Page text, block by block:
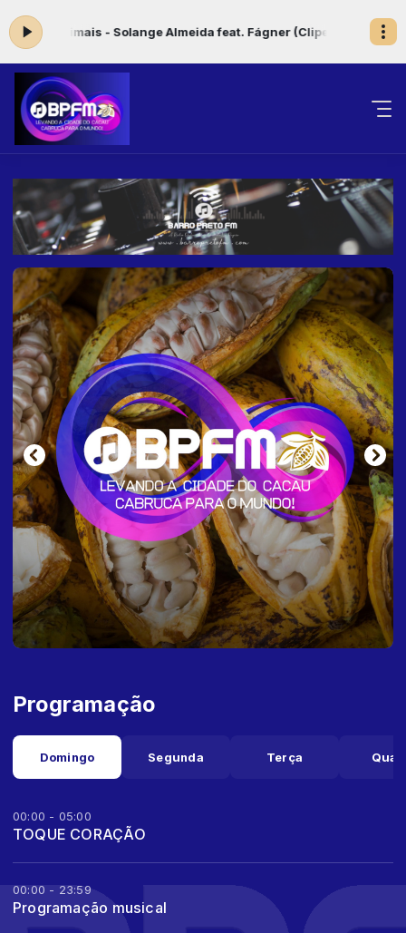
Animais - Solange Almeida feat. Fágner (Clipe Oficial)
Programação
Domingo Segunda Terça
00:00 - 05:00
TOQUE CORAÇÃO
00:00 - 23:59
Programação musical